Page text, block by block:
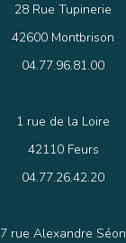
28 Rue Tupinerie
42600 Montbrison
04.77.96.81.00
1 rue de la Loire
42110 Feurs
04.77.26.42.20
7 rue Alexandre Séon